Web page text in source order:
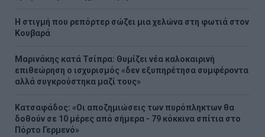
Η στιγμή που ρεπόρτερ σώζει μια χελώνα στη φωτιά στον
Κουβαρά
Μαρινάκης κατά Τσίπρα: Θυμίζει νέα καλοκαιρινή
επιθεώρηση ο ισχυρισμός «δεν εξυπηρέτησα συμφέροντα
αλλά συγκρούστηκα μαζί τους»
Kατσαφάδος: «Οι αποζημιώσεις των πυρόπληκτων θα
δοθούν σε 10 μέρες από σήμερα - 79 κόκκινα σπίτια στο
Πόρτο Γερμενό»